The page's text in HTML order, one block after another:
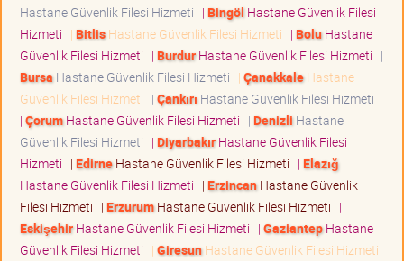
Hastane Güvenlik Filesi Hizmeti | Bingöl Hastane Güvenlik Filesi
Hizmeti | BitlisHastane Güvenlik Filesi Hizmeti | BoluHastane
Güvenlik Filesi Hizmeti | BurdurHastane Güvenlik Filesi Hizmeti |
Bursa Hastane Güvenlik Filesi Hizmeti | ÇanakkaleHastane
Güvenlik Filesi Hizmeti | Çankırı Hastane Güvenlik Filesi Hizmeti
| ÇorumHastane Güvenlik Filesi Hizmeti | Denizli Hastane
Güvenlik Filesi Hizmeti | DiyarbakırHastane Güvenlik Filesi
Hizmeti | EdirneHastane Güvenlik Filesi Hizmeti | Elazığ
Hastane Güvenlik Filesi Hizmeti | ErzincanHastane Güvenlik
Filesi Hizmeti | ErzurumHastane Güvenlik Filesi Hizmeti |
EskişehirHastane Güvenlik Filesi Hizmeti | GaziantepHastane
Güvenlik Filesi Hizmeti | GiresunHastane Güvenlik Filesi Hizmeti